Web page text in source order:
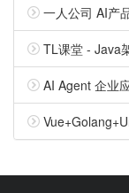
一人公司 AI产
TL课堂 - Java
AI Agent 企业